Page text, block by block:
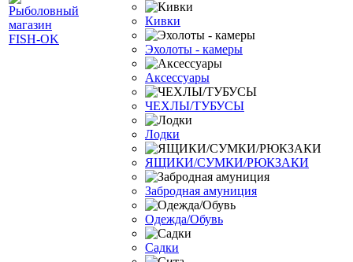
Кивки
Эхолоты - камеры
Аксессуары
ЧЕХЛЫ/ТУБУСЫ
Лодки
ЯЩИКИ/СУМКИ/РЮКЗАКИ
Забродная амуниция
Одежда/Обувь
Садки